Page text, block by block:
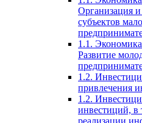
Организация и
субъектов
1.1.
Развитие
1.2.
привлечения
1.2.
инвестиций, в